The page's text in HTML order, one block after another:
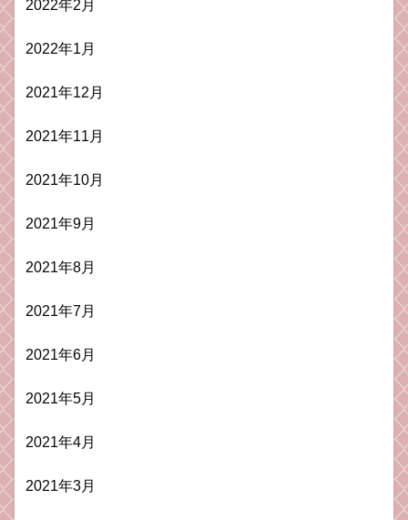
2022年2月
2022年1月
2021年12月
2021年11月
2021年10月
2021年9月
2021年8月
2021年7月
2021年6月
2021年5月
2021年4月
2021年3月